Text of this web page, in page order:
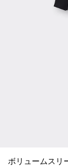
ボリュームスリ